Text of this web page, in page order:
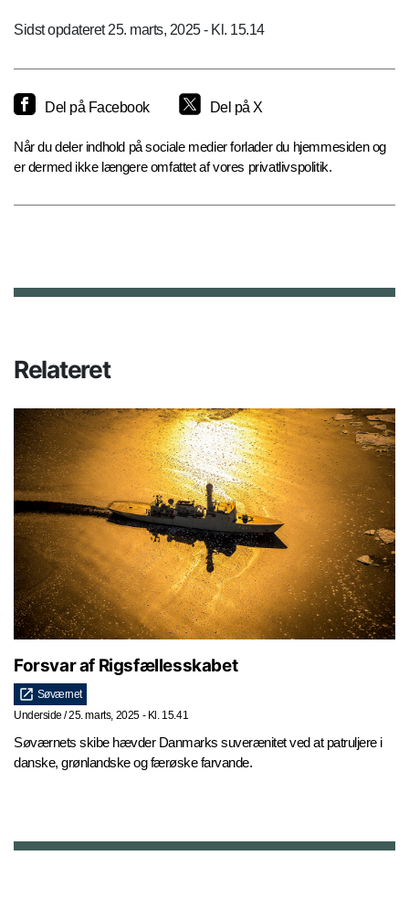
Sidst opdateret 25. marts, 2025 - Kl. 15.14
Del på Facebook Del på X
Når du deler indhold på sociale medier forlader du hjemmesiden og
er dermed ikke længere omfattet af vores privatlivspolitik.
Relateret
Forsvar af Rigsfællesskabet
Søværnet
Underside / 25. marts, 2025 - Kl. 15.41
Søværnets skibe hævder Danmarks suverænitet ved at patruljere i
danske, grønlandske og færøske farvande.